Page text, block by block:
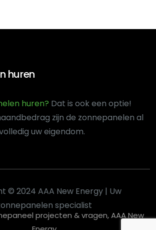
huren
huren? Dat is ook een optie!
zijn de zonnepanelen al
uw eigendom.
© 2024 AAA New Energy | Uw
specialist
projecten & vragen, AAA New